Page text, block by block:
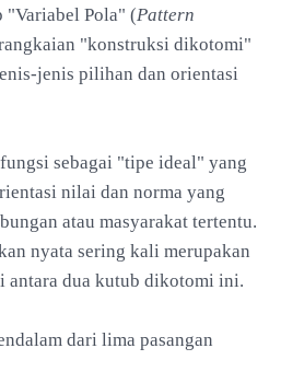
"Variabel Pola" (Pattern
"konstruksi dikotomi"
jenis pilihan dan orientasi
sebagai "tipe ideal" yang
nilai dan norma yang
atau masyarakat tertentu.
nyata sering kali merupakan
antara dua kutub dikotomi ini.
dari lima pasangan